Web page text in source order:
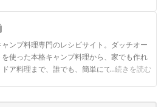
部のプロフィール
ンプ料理専門のレシピサイト。ダッチオー
使った本格キャンプ料理から、家でも作れ
ア料理まで、誰でも、簡単にできて、しか
...続きを読む